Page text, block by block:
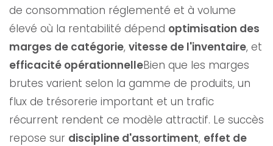
de consommation réglementé et à volume
élevé où la rentabilité dépend optimisation des
marges de catégorie, vitesse de l'inventaire, et
efficacité opérationnelleBien que les marges
brutes varient selon la gamme de produits, un
flux de trésorerie important et un trafic
récurrent rendent ce modèle attractif. Le succès
repose sur discipline d'assortiment, effet de